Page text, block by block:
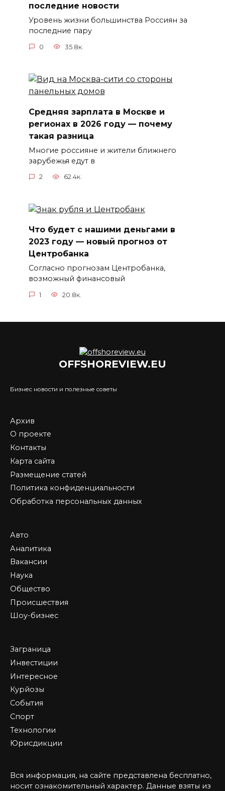
последние новости
Уровень жизни большинства Россиян за
последние пару
0 35.8к.
Средняя зарплата в Москве и
регионах в 2026 году — почему
такая разница
Многие россияне и жители ближнего
зарубежья едут в
2 62.4к.
Что будет с нашими деньгами в
2023 году — новый прогноз от
Центробанка
Согласно прогнозам Центробанка,
возможный финансовый
1 20.8к.
OFFSHOREVIEW.EU
Бизнес новости и полезные советы
Архив
О проекте
Контакты
Карта сайта
Размещение статей
Политика конфиденциальности
Обработка персональных данных
Авто
Аналитика
Вакансии
Наука
Общество
Происшествия
Шоу-бизнес
Заграница
Инвестиции
Интересное
Курйозы
События
Спорт
Технологии
Юрисдикции
Вся информация, на сайте представлена бесплатно,
носит ознакомительный характер. Данные взяты из